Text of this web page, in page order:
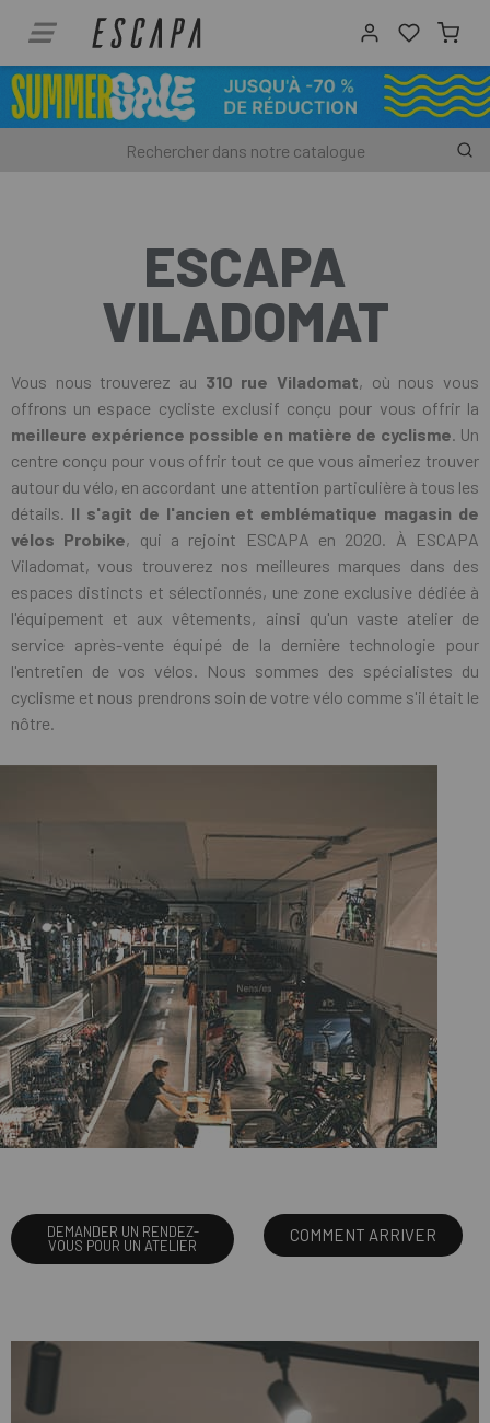
ESCAPA
VILADOMAT
Vous nous trouverez au 310 rue Viladomat, où nous vous
offrons un espace cycliste exclusif conçu pour vous offrir la
meilleure expérience possible en matière de cyclisme. Un
centre conçu pour vous offrir tout ce que vous aimeriez trouver
autour du vélo, en accordant une attention particulière à tous les
détails. Il s'agit de l'ancien et emblématique magasin de
vélos Probike, qui a rejoint ESCAPA en 2020. À ESCAPA
Viladomat, vous trouverez nos meilleures marques dans des
espaces distincts et sélectionnés, une zone exclusive dédiée à
l'équipement et aux vêtements, ainsi qu'un vaste atelier de
service après-vente équipé de la dernière technologie pour
l'entretien de vos vélos. Nous sommes des spécialistes du
cyclisme et nous prendrons soin de votre vélo comme s'il était le
nôtre.
DEMANDER UN RENDEZ-
VOUS POUR UN ATELIER
COMMENT ARRIVER